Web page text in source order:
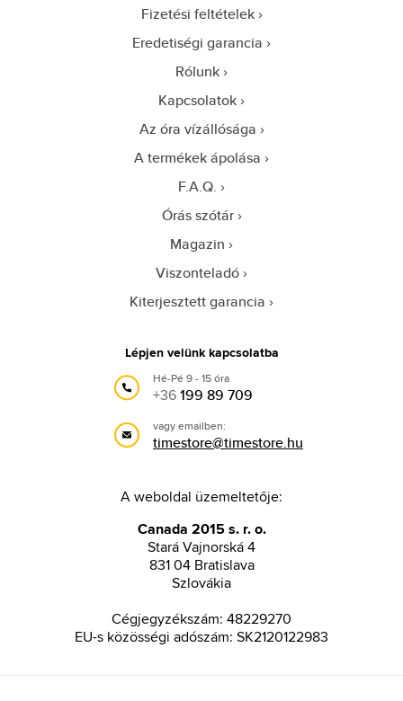
Fizetési feltételek
Eredetiségi garancia
Rólunk
Kapcsolatok
Az óra vízállósága
A termékek ápolása
F.A.Q.
Órás szótár
Magazin
Viszonteladó
Kiterjesztett garancia
Lépjen velünk kapcsolatba
Hé-Pé 9 - 15 óra
+36199 89 709
vagy emailben:
timestore@timestore.hu
A weboldal üzemeltetője:
Canada 2015 s. r. o.
Stará Vajnorská 4
831 04 Bratislava
Szlovákia
Cégjegyzékszám: 48229270
EU-s közösségi adószám: SK2120122983